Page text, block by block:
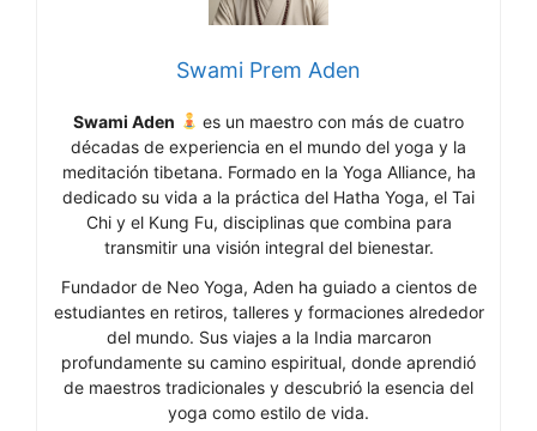
Swami Prem Aden
Swami Aden
es un maestro con más de cuatro
décadas de experiencia en el mundo del yoga y la
meditación tibetana. Formado en la Yoga Alliance, ha
dedicado su vida a la práctica del Hatha Yoga, el Tai
Chi y el Kung Fu, disciplinas que combina para
transmitir una visión integral del bienestar.
Fundador de Neo Yoga, Aden ha guiado a cientos de
estudiantes en retiros, talleres y formaciones alrededor
del mundo. Sus viajes a la India marcaron
profundamente su camino espiritual, donde aprendió
de maestros tradicionales y descubrió la esencia del
yoga como estilo de vida.